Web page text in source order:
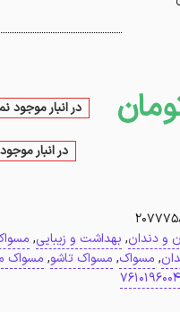
در انبار موجود
در انبار
و دندان, بهداشت و زیبایی,
, مسواک, مسواک تاشو, مسواک